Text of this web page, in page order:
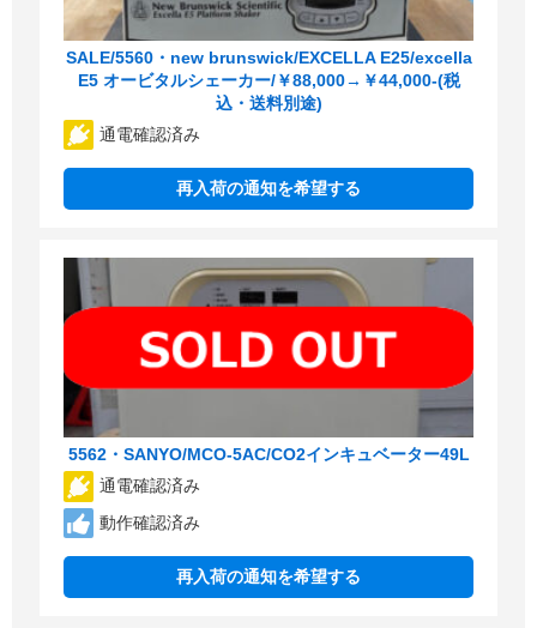
SALE/5560・new brunswick/EXCELLA E25/excella
E5 オービタルシェーカー/￥88,000→￥44,000-(税
込・送料別途)
通電確認済み
再入荷の通知を希望する
5562・SANYO/MCO-5AC/CO2インキュベーター49L
通電確認済み
動作確認済み
再入荷の通知を希望する